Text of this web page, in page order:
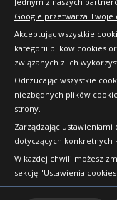
Google przetwarza Twoje
Akceptując wszystkie
kategorii plików cookies
związanych z ich
Odrzucając wszystkie
niezbędnych plików
strony.
Zarządzając
dotyczących konkretnych
W każdej chwili możesz
sekcję "Ustawienia
Copyright ©